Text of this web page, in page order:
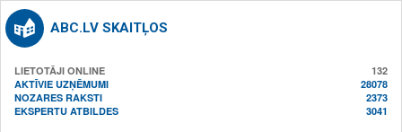
ABC.LV SKAITĻOS
LIETOTĀJI ONLINE
132
AKTĪVIE UZŅĒMUMI
28078
NOZARES RAKSTI
2373
EKSPERTU ATBILDES
3041